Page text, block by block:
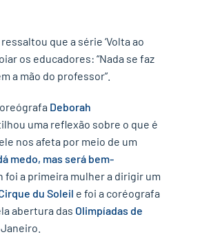
que a série ‘Volta ao
os educadores: “Nada se faz
a mão do professor”.
Deborah
uma reflexão sobre o que é
nos afeta por meio de um
medo, mas será bem-
foi a primeira mulher a dirigir um
du Soleil e foi a coréografa
abertura das Olimpíadas de